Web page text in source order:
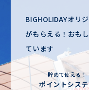
BIGHOLIDAYオリ
がもらえる！ おも
ています
貯めて使える！
ポイントシス